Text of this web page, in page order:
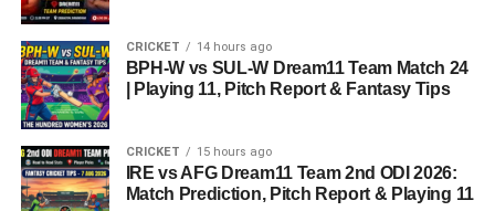
CRICKET 14 hours ago
BPH-W vs SUL-W Dream11 Team Match 24
| Playing 11, Pitch Report & Fantasy Tips
CRICKET 15 hours ago
IRE vs AFG Dream11 Team 2nd ODI 2026:
Match Prediction, Pitch Report & Playing 11